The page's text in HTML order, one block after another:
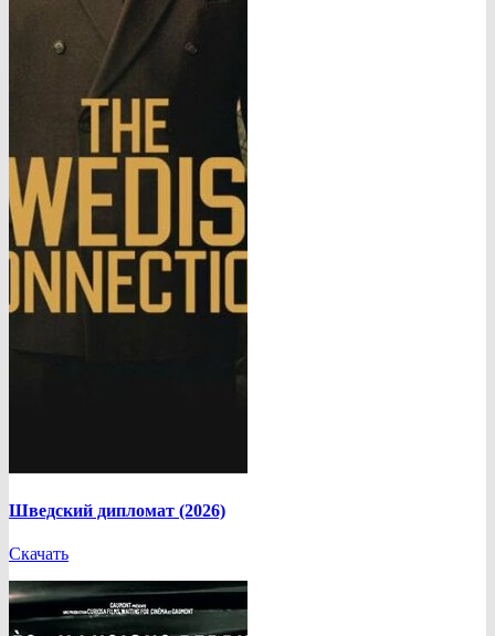
Шведский дипломат (2026)
Скачать